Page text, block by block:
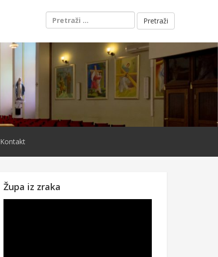
Pretraži:
Kontakt
Župa iz zraka